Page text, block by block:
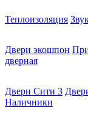
Теплоизоляция
Двери экошпон
дверная
Двери Сити 3
Наличники